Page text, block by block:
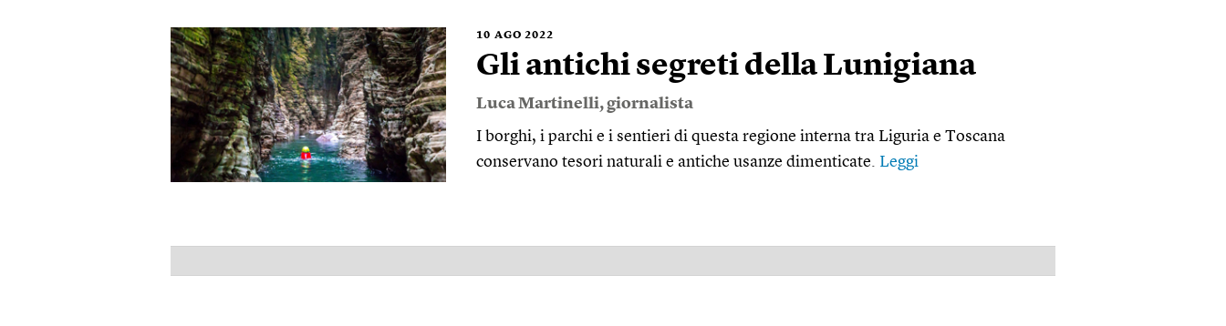
10 AGO 2022
Gli antichi segreti della Lunigiana
Luca Martinelli, giornalista
I borghi, i parchi e i sentieri di questa regione interna tra Liguria e Toscana
conservano tesori naturali e antiche usanze dimenticate. Leggi